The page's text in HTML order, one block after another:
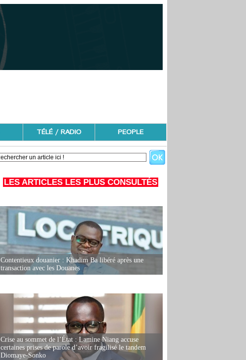
TÉLÉ / RADIO PEOPLE
LES ARTICLES LES PLUS CONSULTÉS
Contentieux douanier : Khadim Ba libéré après une
transaction avec les Douanes
Crise au sommet de l’État : Lamine Niang accuse
certaines prises de parole d’avoir fragilisé le tandem
Diomaye-Sonko